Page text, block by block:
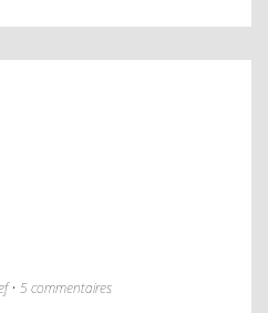
• 5 commentaires